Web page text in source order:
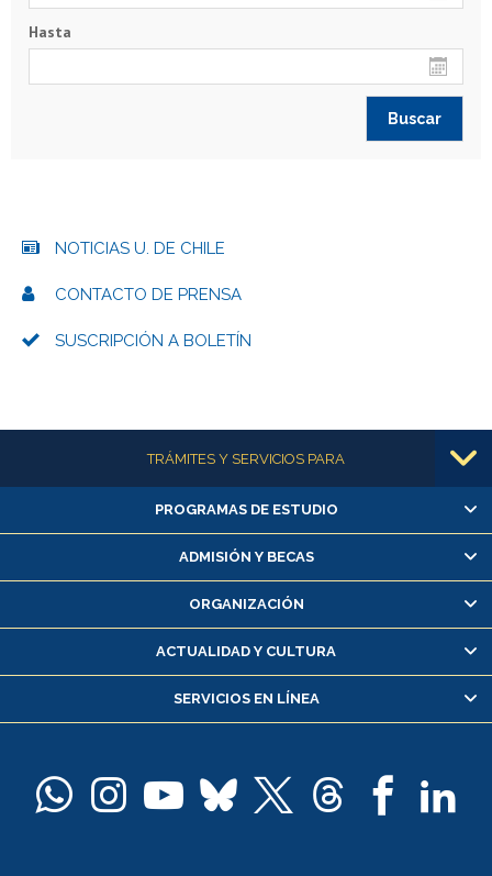
Hasta
NOTICIAS U. DE CHILE
CONTACTO DE PRENSA
SUSCRIPCIÓN A BOLETÍN
Más informaciónTRÁMITES Y SERVICIOS PARA
Alumnas/os y exalumnas/os
Matrícula en línea
Inscripción y cambio de asignaturas
Consulta y certificado de notas
Servicio médico y dental
Pago de arancel y crédito alumnos
Docentes
PROGRAMAS DE ESTUDIO
ADMISIÓN Y BECAS
ORGANIZACIÓN
ACTUALIDAD Y CULTURA
SERVICIOS EN LÍNEA